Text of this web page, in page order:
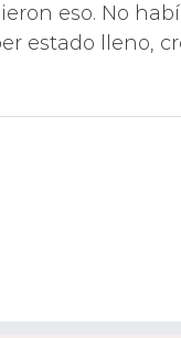
eso. No
estado lleno,